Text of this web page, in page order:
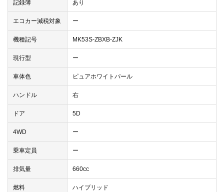
記録簿 あり
エコカー減税対象 ー
機種記号 MK53S-ZBXB-ZJK
現行型 ー
車体色 ピュアホワイトパール
ハンドル 右
ドア 5D
4WD ー
乗車定員 ー
排気量 660cc
燃料 ハイブリッド